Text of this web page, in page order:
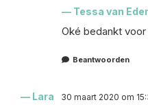
Tessa van
Oké bedankt
Beantwoorden
Lara 30 maart 2020 om